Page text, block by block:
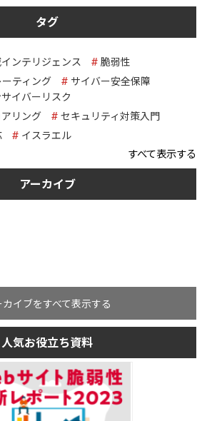
タグ
ンテリジェンス
脆弱性
ティング
サイバー安全保障
イバーリスク
リング
セキュリティ対策入門
イスラエル
すべて表示する
アーカイブ
カイブをすべて表示する
人気お役立ち資料